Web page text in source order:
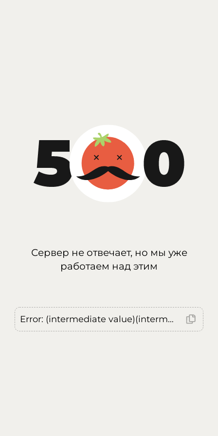
Сервер не отвечает, но мы уже
работаем над этим
Error: (intermediate value)(intermediate value)(intermediate value).replaceAll is not a function